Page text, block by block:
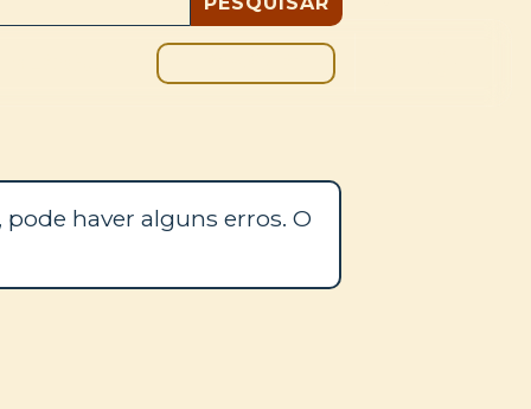
haver alguns erros. O